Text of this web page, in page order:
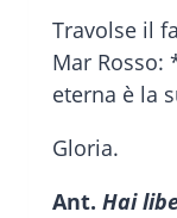
Travolse il
Mar Rosso:
eterna è la
Gloria.
Ant. Hai